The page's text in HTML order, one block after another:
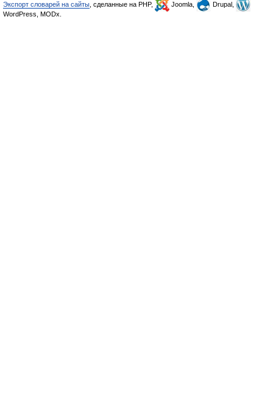
Экспорт словарей на сайты , сделанные на PHP, Joomla,
Drupal,
WordPress, MODx.